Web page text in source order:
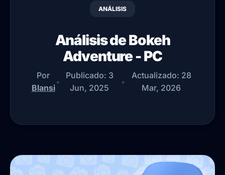
ANÁLISIS
Análisis de Bokeh
Adventure - PC
Por
Blansi
•
Publicado: 3
Jun, 2025
•
Actualizado: 28
Mar, 2026